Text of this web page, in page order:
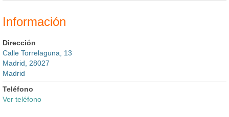
Información
Dirección
Calle Torrelaguna, 13
Madrid, 28027
Madrid
Teléfono
Ver teléfono